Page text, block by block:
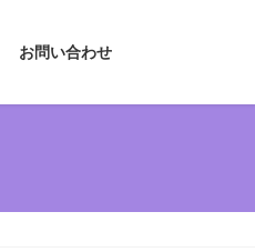
お問い合わせ